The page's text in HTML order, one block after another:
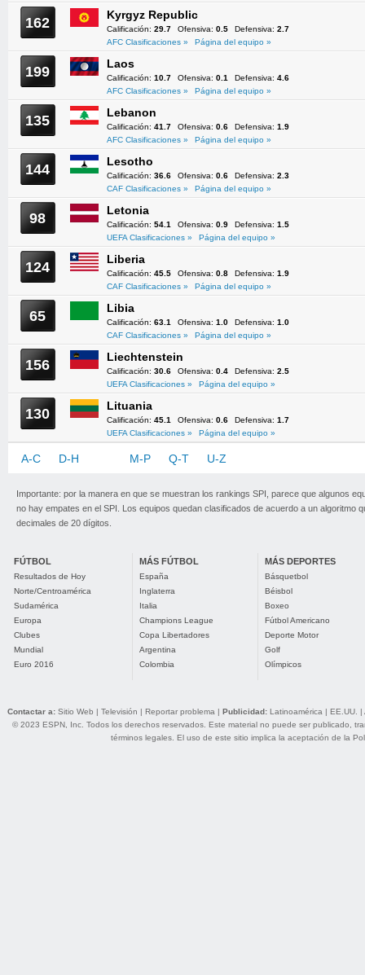
162 Kyrgyz Republic
Calificación: 29.7 Ofensiva: 0.5 Defensiva: 2.7
AFC Clasificaciones »
Página del equipo »
199 Laos
Calificación: 10.7 Ofensiva: 0.1 Defensiva: 4.6
AFC Clasificaciones »
Página del equipo »
135 Lebanon
Calificación: 41.7 Ofensiva: 0.6 Defensiva: 1.9
AFC Clasificaciones »
Página del equipo »
144 Lesotho
Calificación: 36.6 Ofensiva: 0.6 Defensiva: 2.3
CAF Clasificaciones »
Página del equipo »
98 Letonia
Calificación: 54.1 Ofensiva: 0.9 Defensiva: 1.5
UEFA Clasificaciones »
Página del equipo »
124 Liberia
Calificación: 45.5 Ofensiva: 0.8 Defensiva: 1.9
CAF Clasificaciones »
Página del equipo »
65 Libia
Calificación: 63.1 Ofensiva: 1.0 Defensiva: 1.0
CAF Clasificaciones »
Página del equipo »
156 Liechtenstein
Calificación: 30.6 Ofensiva: 0.4 Defensiva: 2.5
UEFA Clasificaciones »
Página del equipo »
130 Lituania
Calificación: 45.1 Ofensiva: 0.6 Defensiva: 1.7
UEFA Clasificaciones »
Página del equipo »
A-C D-H M-P Q-T U-Z
Importante: por la manera en que se muestran los rankings SPI, parece que algunos
no hay empates en el SPI. Los equipos quedan clasificados de acuerdo a un algoritmo
decimales de 20 dígitos.
FÚTBOL
Resultados de Hoy
Norte/Centroamérica
Sudamérica
Europa
Clubes
Mundial
Euro 2016
MÁS FÚTBOL
España
Inglaterra
Italia
Champions League
Copa Libertadores
Argentina
Colombia
MÁS DEPORTES
Básquetbol
Béisbol
Boxeo
Fútbol Americano
Deporte Motor
Golf
Olímpicos
Contactar a: Sitio Web | Televisión | Reportar problema | Publicidad: Latinoamérica | EE.UU. |
© 2023 ESPN, Inc. Todos los derechos reservados. Este material no puede ser publicado,
términos legales. El uso de este sitio implica la aceptación de la